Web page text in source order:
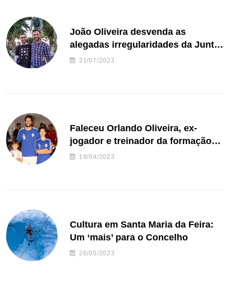
João Oliveira desvenda as
alegadas irregularidades da Junta
de Freguesia S. João de Ver
21/07/2023
Faleceu Orlando Oliveira, ex-
jogador e treinador da formação
de andebol do Feirense
19/04/2023
Cultura em Santa Maria da Feira:
Um ‘mais’ para o Concelho
26/05/2023